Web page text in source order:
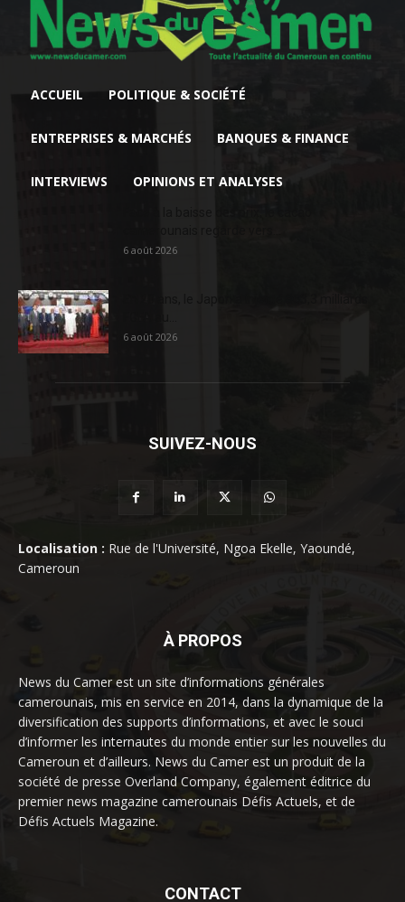
ACCUEIL POLITIQUE & SOCIÉTÉ
ENTREPRISES & MARCHÉS BANQUES & FINANCE
INTERVIEWS OPINIONS ET ANALYSES
6 août 2026
6 août 2026
SUIVEZ-NOUS
Localisation : Rue de l'Université, Ngoa Ekelle, Yaoundé,
Cameroun
À PROPOS
News du Camer est un site d’informations générales
camerounais, mis en service en 2014, dans la dynamique de la
diversification des supports d’informations, et avec le souci
d’informer les internautes du monde entier sur les nouvelles du
Cameroun et d’ailleurs. News du Camer est un produit de la
société de presse Overland Company, également éditrice du
premier news magazine camerounais Défis Actuels, et de
Défis Actuels Magazine.
CONTACT